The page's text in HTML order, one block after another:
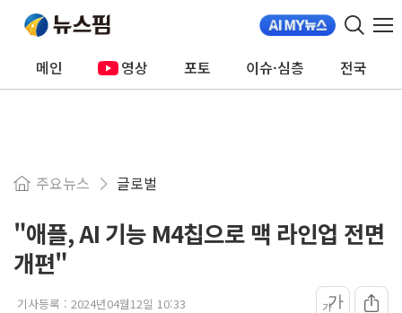
메인 영상 포토 이슈·심층 전국
주요뉴스 글로벌
"애플, AI 기능 M4칩으로 맥 라인업 전면
개편"
기사등록 : 2024년04월12일 10:33 가가